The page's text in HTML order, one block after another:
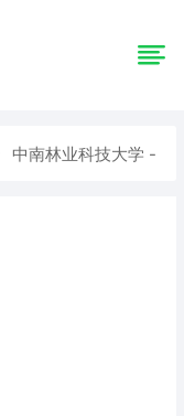
中南林业科技大学 -